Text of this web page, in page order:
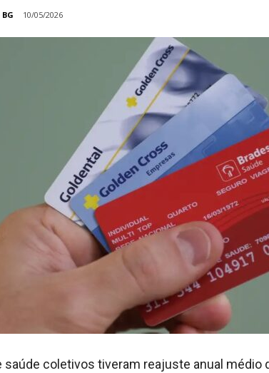
10/05/2026
saúde coletivos tiveram reajuste anual médio